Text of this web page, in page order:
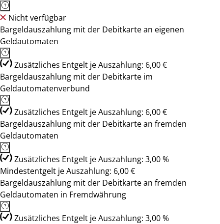
Nicht verfügbar
Bargeldauszahlung mit der Debitkarte an eigenen
Geldautomaten
Zusätzliches Entgelt je Auszahlung: 6,00 €
Bargeldauszahlung mit der Debitkarte im
Geldautomatenverbund
Zusätzliches Entgelt je Auszahlung: 6,00 €
Bargeldauszahlung mit der Debitkarte an fremden
Geldautomaten
Zusätzliches Entgelt je Auszahlung: 3,00 %
Mindestentgelt je Auszahlung: 6,00 €
Bargeldauszahlung mit der Debitkarte an fremden
Geldautomaten in Fremdwährung
Zusätzliches Entgelt je Auszahlung: 3,00 %